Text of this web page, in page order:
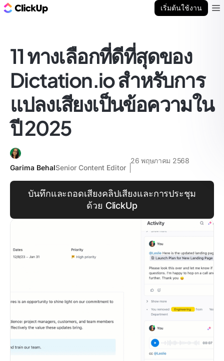
เริ่มต้นใช้งาน
11 ทางเลือกที่ดีที่สุดของ
Dictation.io สำหรับการ
แปลงเสียงเป็นข้อความใน
ปี 2025
Garima BehalSenior Content Editor
26 พฤษภาคม 2568
บันทึกและถอดเสียงคลิปเสียงและการประชุม
ด้วย ClickUp